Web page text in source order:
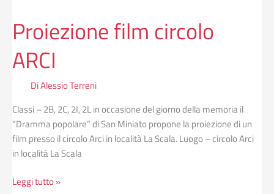
Proiezione film circolo
ARCI
DiAlessio Terreni
Classi – 2B, 2C, 2I, 2L in occasione del giorno della memoria il
“Dramma popolare” di San Miniato propone la proiezione di un
film presso il circolo Arci in località La Scala. Luogo – circolo Arci
in località La Scala
Leggi tutto »